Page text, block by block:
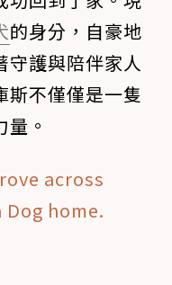
的身分，自豪地
守護與陪伴家人
斯不僅僅是一隻
。
across
home.